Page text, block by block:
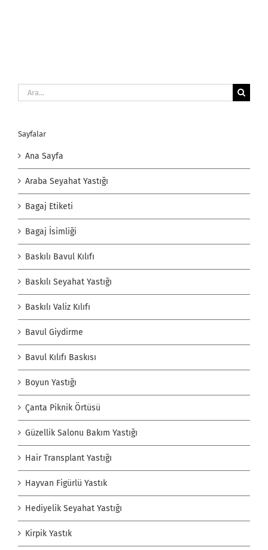
Ara:
Sayfalar
Ana Sayfa
Araba Seyahat Yastığı
Bagaj Etiketi
Bagaj İsimliği
Baskılı Bavul Kılıfı
Baskılı Seyahat Yastığı
Baskılı Valiz Kılıfı
Bavul Giydirme
Bavul Kılıfı Baskısı
Boyun Yastığı
Çanta Piknik Örtüsü
Güzellik Salonu Bakım Yastığı
Hair Transplant Yastığı
Hayvan Figürlü Yastık
Hediyelik Seyahat Yastığı
Kirpik Yastık